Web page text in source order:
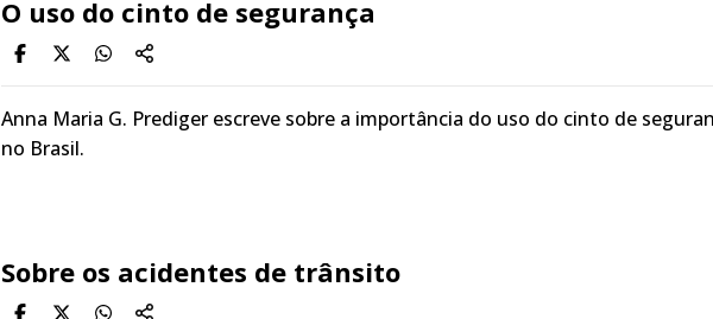
O uso do cinto de segurança
Anna Maria G. Prediger escreve sobre a importância do uso do cinto de
no Brasil.
Sobre os acidentes de trânsito